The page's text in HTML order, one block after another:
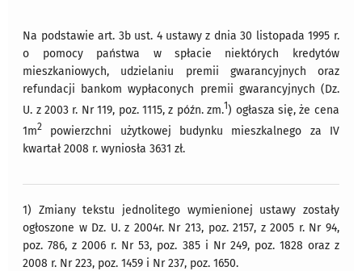
Na podstawie art. 3b ust. 4 ustawy z dnia 30 listopada 1995 r.
o pomocy państwa w spłacie niektórych kredytów
mieszkaniowych, udzielaniu premii gwarancyjnych oraz
refundacji bankom wypłaconych premii gwarancyjnych (Dz.
U. z 2003 r. Nr 119, poz. 1115, z późn. zm.1) ogłasza się, że cena
1m2
powierzchni użytkowej budynku mieszkalnego za IV
kwartał 2008 r. wyniosła 3631 zł.
1) Zmiany tekstu jednolitego wymienionej ustawy zostały
ogłoszone w Dz. U. z 2004r. Nr 213, poz. 2157, z 2005 r. Nr 94,
poz. 786, z 2006 r. Nr 53, poz. 385 i Nr 249, poz. 1828 oraz z
2008 r. Nr 223, poz. 1459 i Nr 237, poz. 1650.